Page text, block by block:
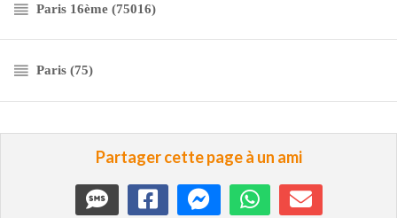
Paris 16ème (75016)
Paris (75)
Partager cette page à un ami